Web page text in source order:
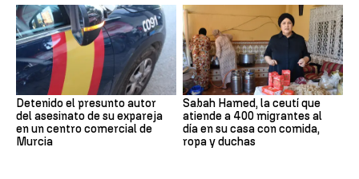
Detenido el presunto autor
del asesinato de su expareja
en un centro comercial de
Murcia
Sabah Hamed, la ceutí que
atiende a 400 migrantes al
día en su casa con comida,
ropa y duchas